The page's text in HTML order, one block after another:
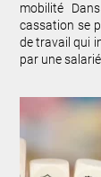
mobilité
cassation se
de travail qui
par une